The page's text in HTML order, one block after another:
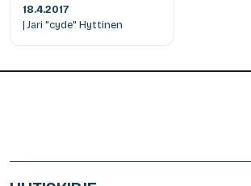
18.4.2017
| Jari "cyde" Hyttinen